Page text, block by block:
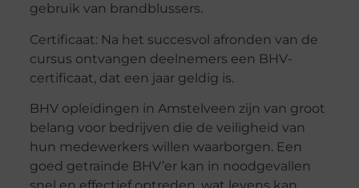
gebruik van brandblussers.
Certificaat: Na het succesvol afronden van de
cursus ontvangen deelnemers een BHV-
certificaat, dat een jaar geldig is.
BHV opleidingen in Amstelveen zijn van groot
belang voor bedrijven die de veiligheid van
hun medewerkers willen waarborgen. Een
goed getrainde BHV’er kan in noodgevallen